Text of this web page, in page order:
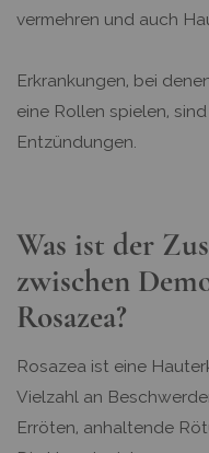
vermehren und auch
Erkrankungen, bei
eine Rollen spielen,
Entzündungen.
Was ist der
zwischen
Rosazea?
Rosazea ist eine
Vielzahl an
Erröten, anhaltende